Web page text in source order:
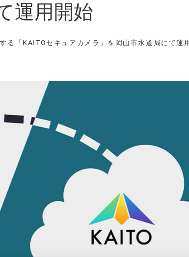
運用開始
る「KAITOセキュアカメラ」を岡山市水道局にて運